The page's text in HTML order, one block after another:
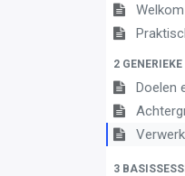
Welkom
2
Doelen
3